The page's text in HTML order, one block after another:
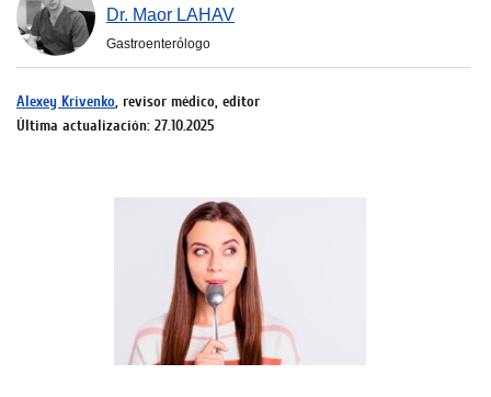
Dr. Maor LAHAV
Gastroenterólogo
Alexey Krivenko, revisor médico, editor
Última actualización: 27.10.2025